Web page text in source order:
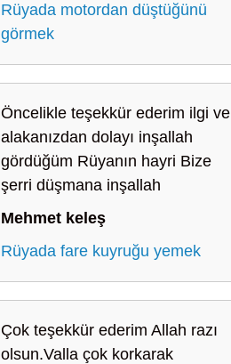
Rüyada motordan düştüğünü
görmek
Öncelikle teşekkür ederim ilgi ve
alakanızdan dolayı inşallah
gördüğüm Rüyanın hayri Bize
şerri düşmana inşallah
Mehmet keleş
Rüyada fare kuyruğu yemek
Çok teşekkür ederim Allah razı
olsun.Valla çok korkarak